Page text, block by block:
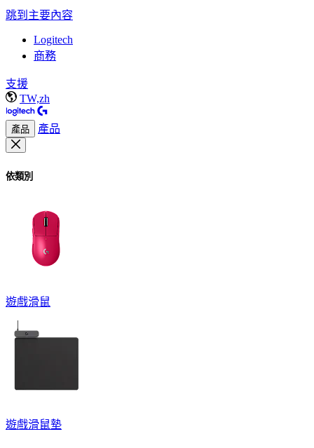
跳到主要內容
Logitech
商務
支援
TW,zh
產品 產品
依類別
遊戲滑鼠
遊戲滑鼠墊